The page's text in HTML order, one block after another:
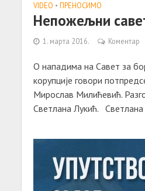
VIDEO • ПРЕНОСИМО
Непожељни
1. марта 2016. Коментар
О нападима на Савет за
корупције говори
Мирослав Милићевић.
Светлана Лукић. Светлана